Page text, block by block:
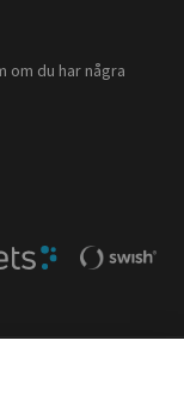
om du har några